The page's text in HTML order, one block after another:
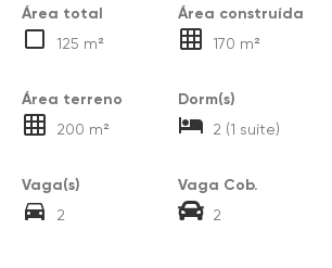
Área total
125 m²
Área construída
170 m²
Área terreno
200 m²
Dorm(s)
2 (1 suíte)
Vaga(s)
2
Vaga Cob.
2